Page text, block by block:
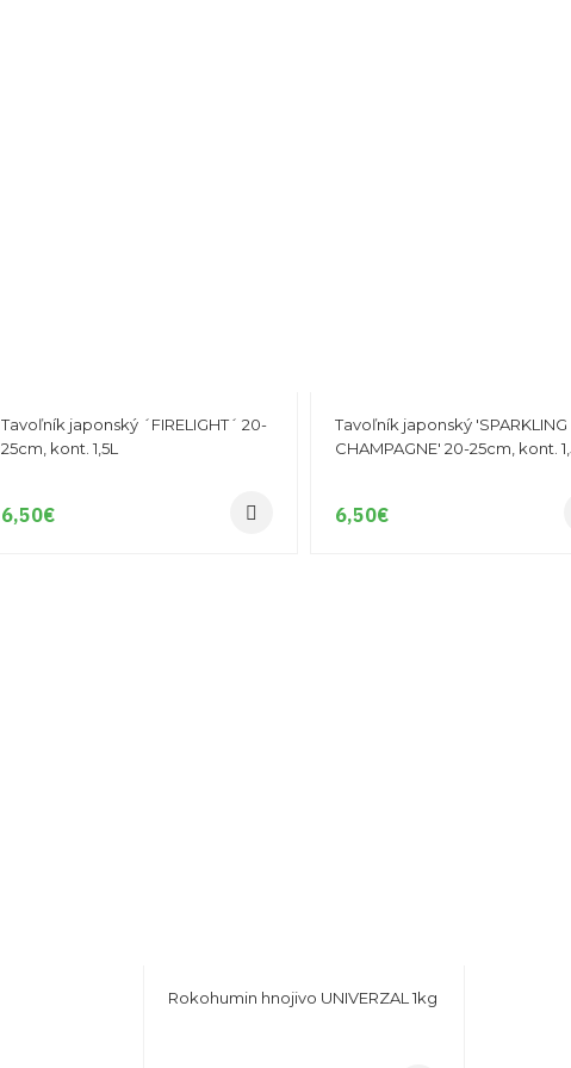
Tavoľník japonský ´FIRELIGHT´ 20-
25cm, kont. 1,5L
6,50€
Tavoľník japonský 'SPARKLING
CHAMPAGNE' 20-25cm, kont.
6,50€
Rokohumin hnojivo UNIVERZAL 1kg